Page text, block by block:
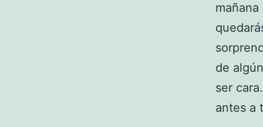
de
ser
antes a